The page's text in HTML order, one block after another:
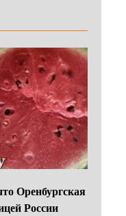
Оренбургская
России